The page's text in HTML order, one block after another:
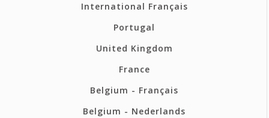
International Français
Portugal
United Kingdom
France
Belgium - Français
Belgium - Nederlands